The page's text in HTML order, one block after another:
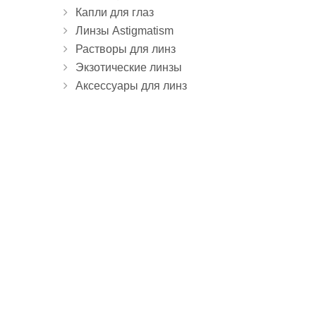
Капли для глаз
Линзы Astigmatism
Растворы для линз
Экзотические линзы
Аксессуары для линз